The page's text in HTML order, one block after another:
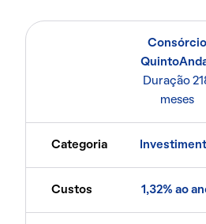
Consórcio
Duração
meses
Categoria
Custos 1,32% ao